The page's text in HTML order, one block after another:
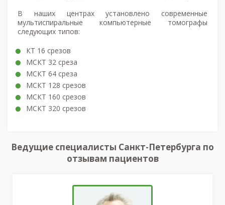
В наших центрах установлено современные
мультиспиральные компьютерные томографы
следующих типов:
КТ 16 срезов
МСКТ 32 среза
МСКТ 64 среза
МСКТ 128 срезов
МСКТ 160 срезов
МСКТ 320 срезов
Ведущие специалисты Санкт-Петербурга по
отзывам пациентов